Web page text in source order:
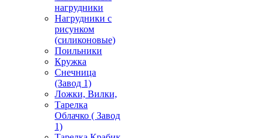
нагрудники
Нагрудники с
рисунком
(силиконовые)
Поильники
Кружка
Снечница
(Завод 1)
Ложки, Вилки,
Тарелка
Облачко ( Завод
1)